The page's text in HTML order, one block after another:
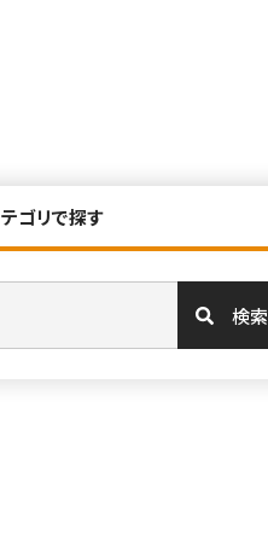
ゴリで探す
検索